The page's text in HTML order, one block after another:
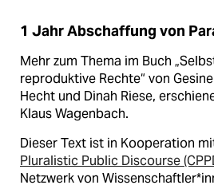
1 Jahr Abschaffung von
Mehr zum Thema im Buch
reproduktive Rechte“ von
Hecht und Dinah Riese,
Klaus Wagenbach.
Dieser Text ist in Kooperation
Pluralistic Public Discourse
Netzwerk von